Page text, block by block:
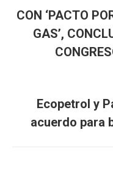
entre
CON ‘PACTO
GAS’,
Ecopetrol y
acuerdo para